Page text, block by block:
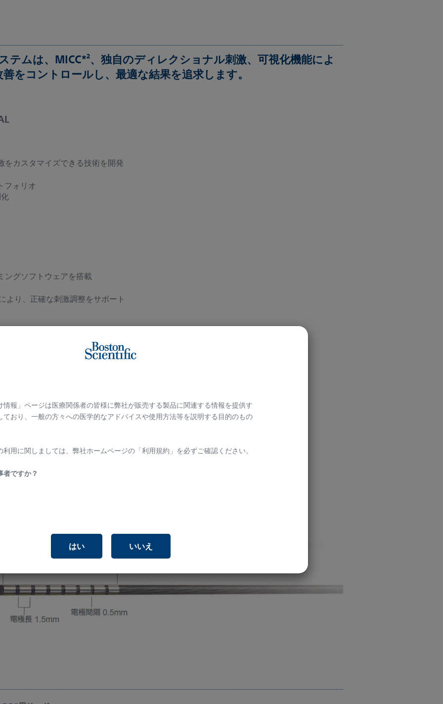
情報」ページは医療関係者の皆様に弊社が販売する製品に関連する情報を提供す
ており、一般の方々への医学的なアドバイスや使用方法等を説明する目的のもの
利用に関しましては、弊社ホームページの「利用規約」を必ずご確認ください。​
者ですか？
はい いいえ
テムは、MICC*2、独自のディレクショナル刺激、可視化機能によ
をコントロールし、最適な結果を追求します。
をカスタマイズできる技術を開発
フォリオ
ングソフトウェアを搭載
より、正確な刺激調整をサポート
のリモートコントロール